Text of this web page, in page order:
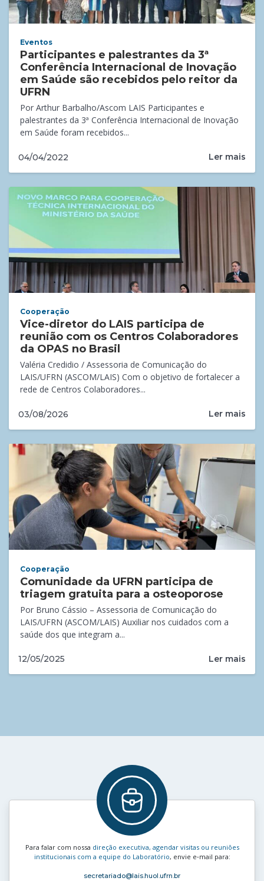
Eventos
Participantes e palestrantes da 3ª
Conferência Internacional de Inovação
em Saúde são recebidos pelo reitor da
UFRN
Por Arthur Barbalho/Ascom LAIS Participantes e
palestrantes da 3ª Conferência Internacional de Inovação
em Saúde foram recebidos...
04/04/2022 Ler mais
Cooperação
Vice-diretor do LAIS participa de
reunião com os Centros Colaboradores
da OPAS no Brasil
Valéria Credidio / Assessoria de Comunicação do
LAIS/UFRN (ASCOM/LAIS) Com o objetivo de fortalecer a
rede de Centros Colaboradores...
03/08/2026 Ler mais
Cooperação
Comunidade da UFRN participa de
triagem gratuita para a osteoporose
Por Bruno Cássio – Assessoria de Comunicação do
LAIS/UFRN (ASCOM/LAIS) Auxiliar nos cuidados com a
saúde dos que integram a...
12/05/2025 Ler mais
Para falar com nossa direção executiva, agendar visitas ou reuniões
institucionais com a equipe do Laboratório, envie e‑mail para:
secretariado@lais.huol.ufrn.br